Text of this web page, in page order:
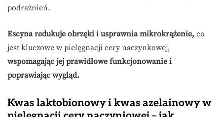
podrażnień.
Escyna redukuje obrzęki i usprawnia mikrokrążenie, co
jest kluczowe w pielęgnacji cery naczynkowej,
wspomagając jej prawidłowe funkcjonowanie i
poprawiając wygląd.
Kwas laktobionowy i kwas azelainowy w